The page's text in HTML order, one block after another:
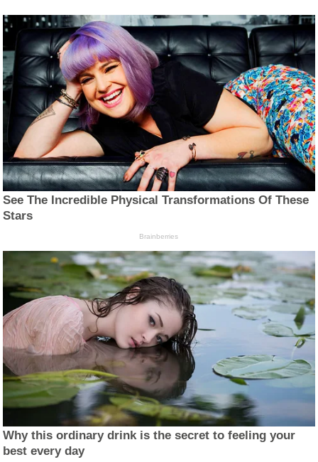
See The Incredible Physical Transformations Of These
Stars
Brainberries
Why this ordinary drink is the secret to feeling your
best every day